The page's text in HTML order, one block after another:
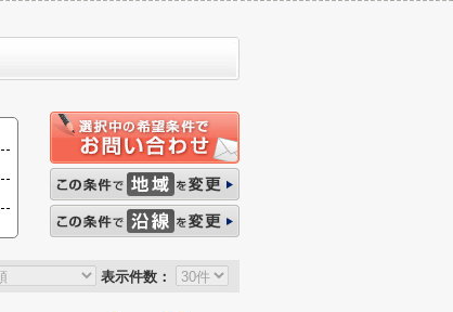
表示件数：